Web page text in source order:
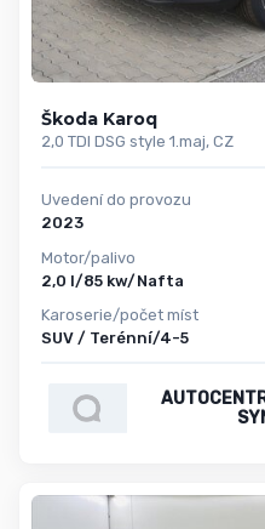
Škoda Karoq
2,0 TDI DSG style 1.maj, CZ
Uvedení do provozu
2023
Motor/palivo
2,0 l/85 kw/Nafta
Karoserie/počet míst
SUV / Terénní/4-5